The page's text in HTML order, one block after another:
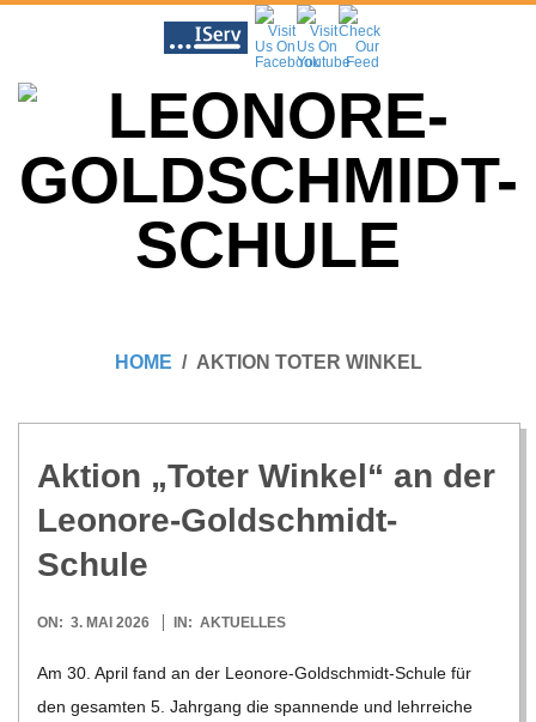
content
O
N
O
R
E
HOME AKTION TOTER WINKEL
Aktion „Toter Win­kel“ an der
Leonore-Goldschmidt-
Schule
2026-
ON: 3. MAI 2026 IN: AKTUELLES
Am 30. April fand an der Leo­­nore-Gol­d­­schmidt-Schule für
den gesam­ten 5. Jahr­gang die span­nende und lehr­rei­che